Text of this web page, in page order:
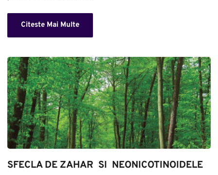
Citeste Mai Multe
SFECLA DE ZAHAR  SI  NEONICOTINOIDELE